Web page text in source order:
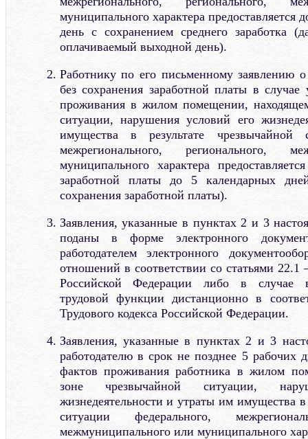
муниципального характера предоставляется
день с сохранением среднего заработка
оплачиваемый выходной день).
Работнику по его письменному заявлению о
без сохранения заработной платы в случае
проживания в жилом помещении,
ситуации, нарушения условий его
имущества в результате чрезвычайной
межрегионального, регионального,
муниципального характера
заработной платы до 5 календарных
сохранения заработной платы).
Заявления, указанные в пунктах 2 и 3
поданы в форме электронного
работодателем электронного
отношений в соответствии со статьями 22.1
Российской Федерации либо в случае
трудовой функции дистанционно в
Трудового кодекса Российской Федерации.
Заявления, указанные в пунктах 2 и 3
работодателю в срок не позднее 5 рабочих
фактов проживания работника в жилом
зоне чрезвычайной ситуации,
жизнедеятельности и утраты им имущества в
ситуации федерального,
межмуниципального или муниципального